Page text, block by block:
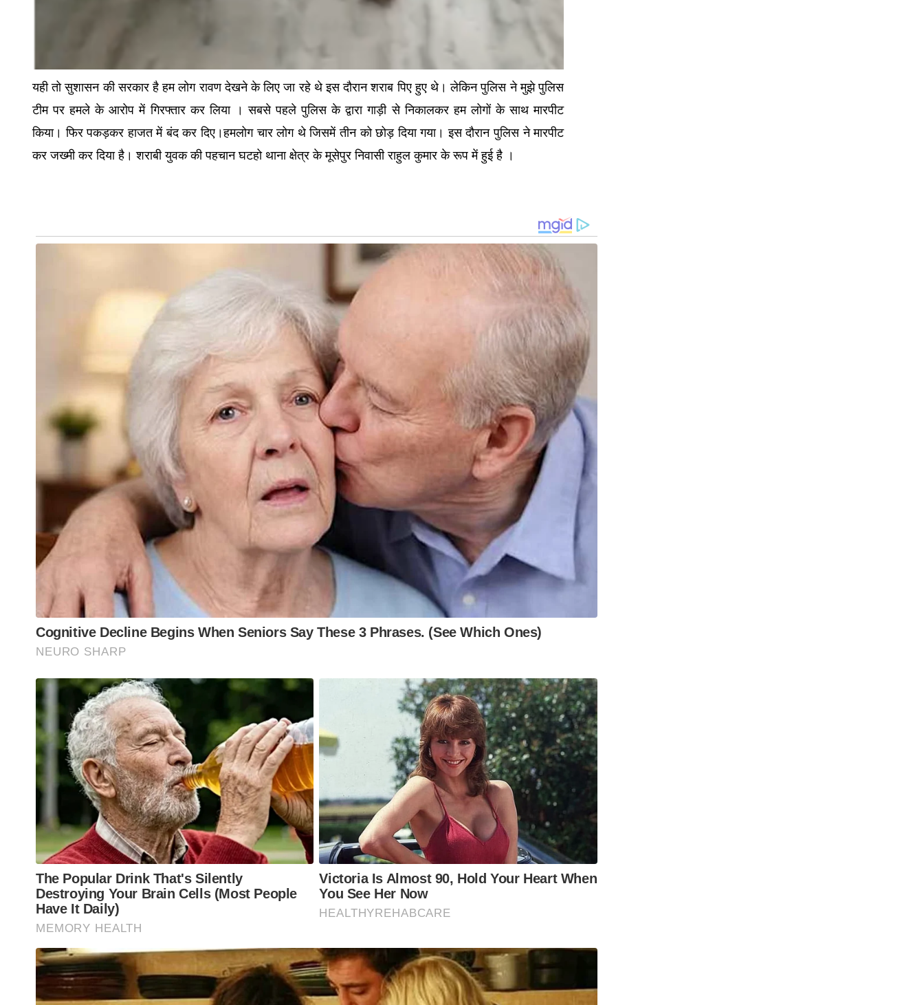
यही तो सुशासन की सरकार है हम लोग रावण देखने के लिए जा रहे थे इस दौरान शराब पिए हुए थे। लेकिन पुलिस ने मुझे पुलिस
टीम पर हमले के आरोप में गिरफ्तार कर लिया । सबसे पहले पुलिस के द्वारा गाड़ी से निकालकर हम लोगों के साथ मारपीट
किया। फिर पकड़कर हाजत में बंद कर दिए।हमलोग चार लोग थे जिसमें तीन को छोड़ दिया गया। इस दौरान पुलिस ने मारपीट
कर जख्मी कर दिया है। शराबी युवक की पहचान घटहो थाना क्षेत्र के मूसेपुर निवासी राहुल कुमार के रूप में हुई है ।